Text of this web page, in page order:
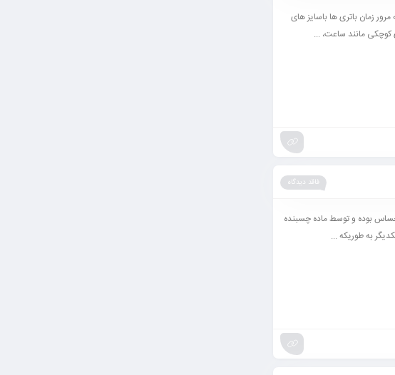
زمان باتری ها باسایز های
کوچکی مانند ساعت، ...
فاقد دیدگاه
بوده و توسط ماده چسبنده
به طوریکه ...